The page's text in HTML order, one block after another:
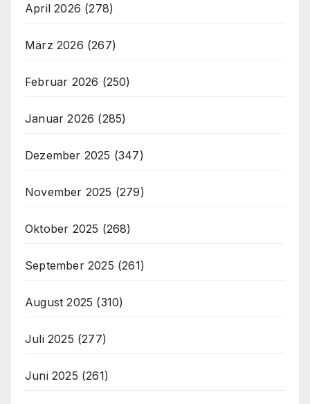
April 2026 (278)
März 2026 (267)
Februar 2026 (250)
Januar 2026 (285)
Dezember 2025 (347)
November 2025 (279)
Oktober 2025 (268)
September 2025 (261)
August 2025 (310)
Juli 2025 (277)
Juni 2025 (261)